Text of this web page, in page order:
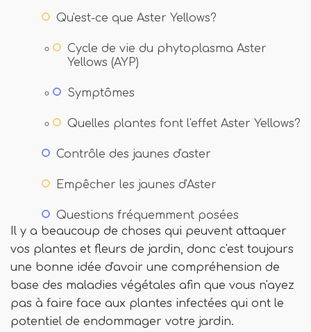
Qu'est-ce que Aster Yellows?
Cycle de vie du phytoplasma Aster
Yellows (AYP)
Symptômes
Quelles plantes font l'effet Aster Yellows?
Contrôle des jaunes d'aster
Empêcher les jaunes d'Aster
Questions fréquemment posées
Il y a beaucoup de choses qui peuvent attaquer
vos plantes et fleurs de jardin, donc c'est toujours
une bonne idée d'avoir une compréhension de
base des maladies végétales afin que vous n'ayez
pas à faire face aux plantes infectées qui ont le
potentiel de endommager votre jardin.